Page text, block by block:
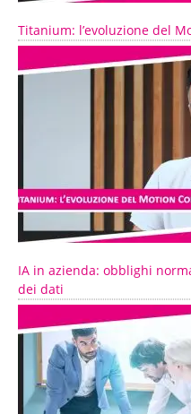
Titanium: l’evoluzione del
IA in azienda: obblighi
dei dati